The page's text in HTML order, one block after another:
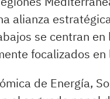
alianza
se centran
focalizados
de Energía,